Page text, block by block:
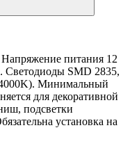
питания 12
SMD 2835,
Минимальный
для декоративной
подсветки
установка на